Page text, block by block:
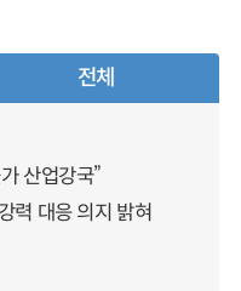
전체
산업강국”
력 대응 의지 밝혀